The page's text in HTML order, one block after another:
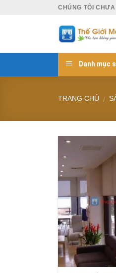
CHÚNG TÔI
Danh mục
TRANG CHỦ /